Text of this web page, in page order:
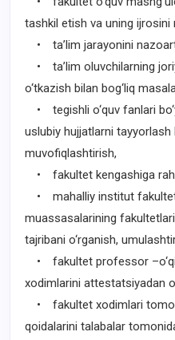
tashkil etish va uning ijrosini
• ta’lim jarayonini
• ta’lim oluvchilarning
o‘tkazish bilan bog‘liq
• tegishli o‘quv fanlari
uslubiy hujjatlarni tayyorlash
muvofiqlashtirish,
• fakultet kengashiga
• mahalliy institut
muassasalarining
tajribani o‘rganish,
• fakultet professor
xodimlarini attestatsiyadan
• fakultet xodimlari
qoidalarini talabalar